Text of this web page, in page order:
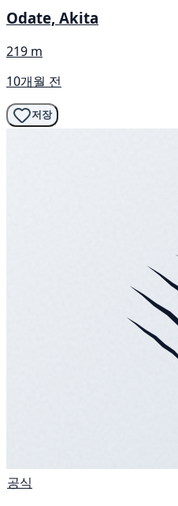
Odate, Akita
219 m
10개월 전
저장
공식